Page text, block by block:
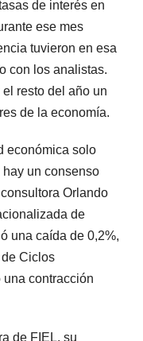
de interés en
ese mes
tuvieron en esa
con los analistas.
resto del año un
de la economía.
económica solo
hay un consenso
Orlando
de
una caída de 0,2%,
Ciclos
contracción
de FIEL, su